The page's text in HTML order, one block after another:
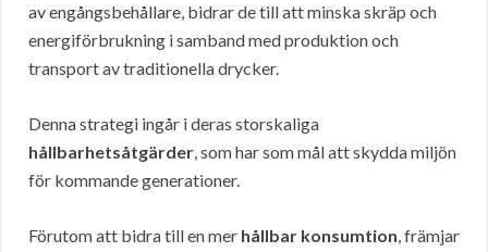
av engångsbehållare, bidrar de till att minska skräp och
energiförbrukning i samband med produktion och
transport av traditionella drycker.
Denna strategi ingår i deras storskaliga
hållbarhetsåtgärder, som har som mål att skydda miljön
för kommande generationer.
Förutom att bidra till en mer hållbar konsumtion, främjar